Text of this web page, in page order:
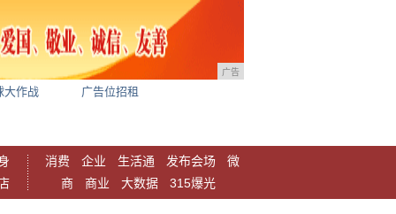
广告
大作战 广告位招租
消费 企业 生活通 发布会场
微
商
商业 大数据 315爆光